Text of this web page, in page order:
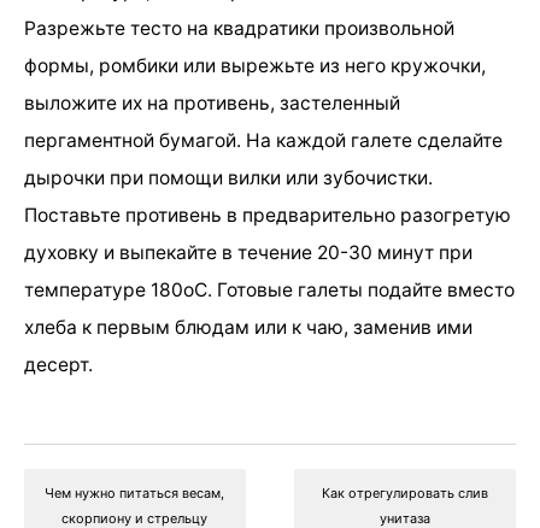
Разрежьте тесто на квадратики произвольной
формы, ромбики или вырежьте из него кружочки,
выложите их на противень, застеленный
пергаментной бумагой. На каждой галете сделайте
дырочки при помощи вилки или зубочистки.
Поставьте противень в предварительно разогретую
духовку и выпекайте в течение 20-30 минут при
температуре 180оС. Готовые галеты подайте вместо
хлеба к первым блюдам или к чаю, заменив ими
десерт.
Чем нужно питаться весам,
скорпиону и стрельцу
Как отрегулировать слив
унитаза